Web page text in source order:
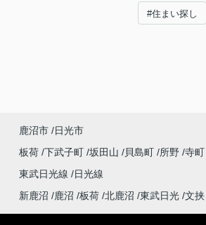
#住まい探し
鹿沼市
日光市
板荷 下武子町 坂田山 貝島町 所野 寺町
東武日光線
日光線
新鹿沼 鹿沼 板荷 北鹿沼 東武日光 文挟